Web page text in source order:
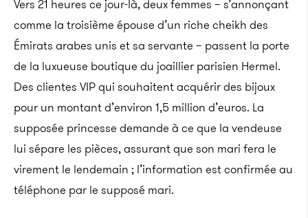
Vers 21 heures ce jour-là, deux femmes – s’annonçant
comme la troisième épouse d’un riche cheikh des
Émirats arabes unis et sa servante – passent la porte
de la luxueuse boutique du joaillier parisien Hermel.
Des clientes VIP qui souhaitent acquérir des bijoux
pour un montant d’environ 1,5 million d’euros. La
supposée princesse demande à ce que la vendeuse
lui sépare les pièces, assurant que son mari fera le
virement le lendemain ; l’information est confirmée au
téléphone par le supposé mari.